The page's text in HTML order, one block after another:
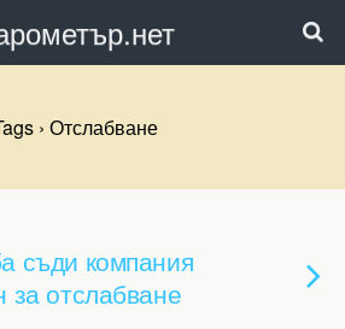
› Отслабване
съди компания
за отслабване